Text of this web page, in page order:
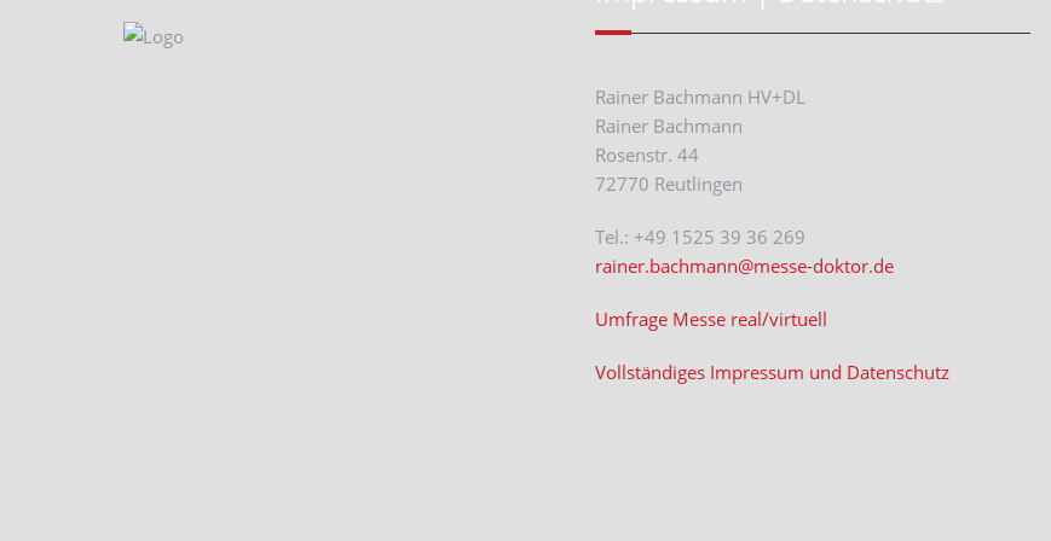
Rainer Bachmann HV+DL
Rainer Bachmann
Rosenstr. 44
72770 Reutlingen
Tel.: +49 1525 39 36 269
rainer.bachmann@messe-doktor.de
Umfrage Messe real/virtuell
Vollständiges Impressum und Datenschutz